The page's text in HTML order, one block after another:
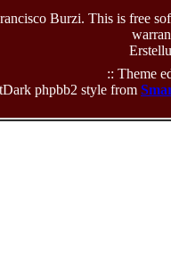
Burzi. This is free
:: Theme
phpbb2 style from